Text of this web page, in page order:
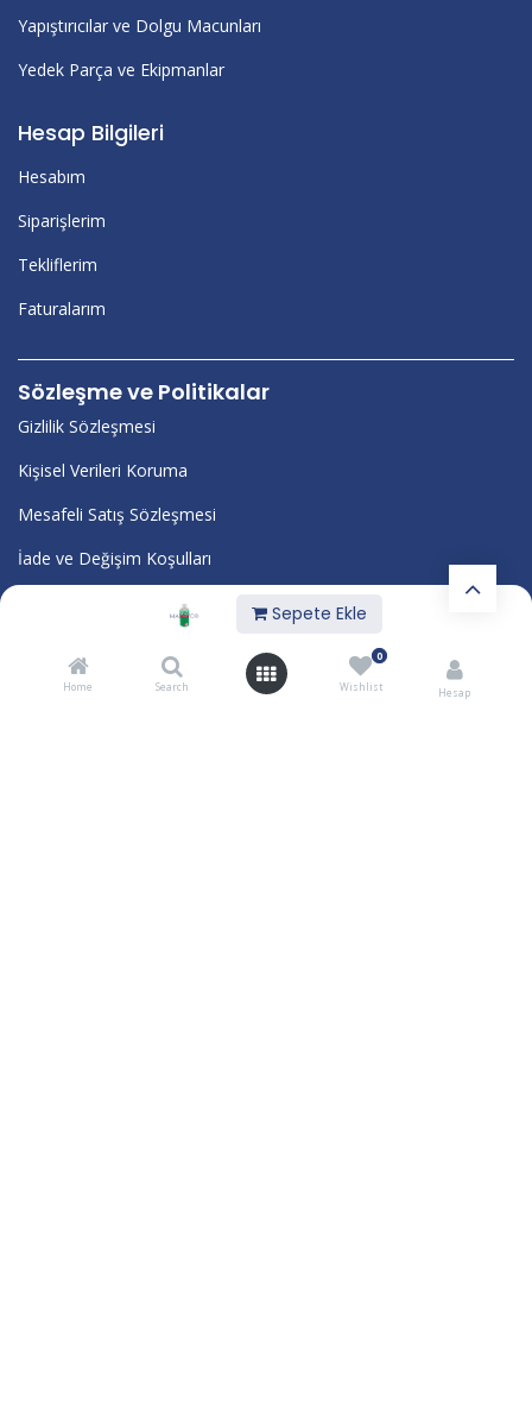
Sepete Ekle
Home Search
0
Wishlist Hesap
Yapıştırıcılar ve Dolgu Macunları
Yedek Parça ve Ekipmanlar
Hesap Bilgileri
Hesabım
Siparişlerim
Tekliflerim
Faturalarım
Sözleşme ve Politikalar
Gizlilik Sözleşmesi
Kişisel Verileri Koruma
Mesafeli Satış Sözleşmesi
İade ve Değişim Koşulları
Kalite Belgelerimiz